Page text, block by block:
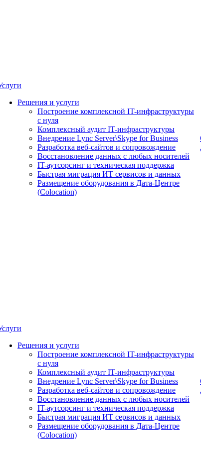
Решения и услуги
Построение комплексной IT-инфраструктуры
с нуля
Комплексный аудит IT-инфраструктуры
Внедрение Lync Server\Skype for Business
Разработка веб-сайтов и сопровождение
Восстановление данных с любых носителей
IT-аутсорсинг и техническая поддержка
Быстрая миграция ИТ сервисов и данных
Размещение оборудования в Дата-Центре
(Colocation)
Решения и услуги
Построение комплексной IT-инфраструктуры
с нуля
Комплексный аудит IT-инфраструктуры
Внедрение Lync Server\Skype for Business
Разработка веб-сайтов и сопровождение
Восстановление данных с любых носителей
IT-аутсорсинг и техническая поддержка
Быстрая миграция ИТ сервисов и данных
Размещение оборудования в Дата-Центре
(Colocation)